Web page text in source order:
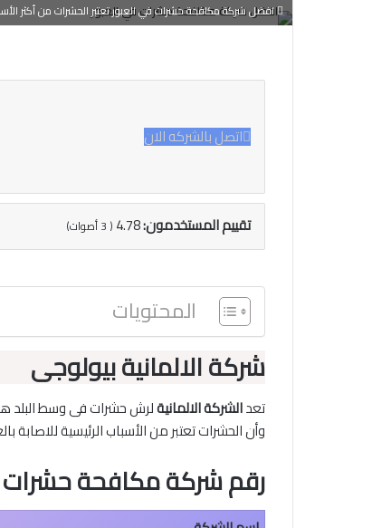
افضل شركة مكافحة حشرات في العبور تعتبر الحشرات من أكثر
اتصل بالشركه الان
تقييم المستخدمون:4.78
(
3أصوات)
المحتويات
شركة الالمانية بيولوجى
تعدالشركة الالمانيةلرش حشرات فى وسط البلد
وأن الحشرات تعتبر من الأسباب الرئيسية
رقم شركة مكافحة حشرات